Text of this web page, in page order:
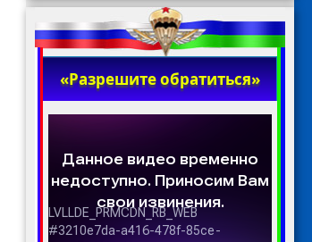
«Разрешите обратиться»